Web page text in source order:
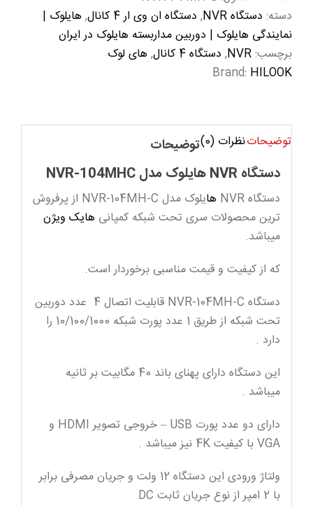
دسته: دستگاه NVR , دستگاه ان وی ار 4 کانال , هایلوک |
نمایندگی هایلوک | دوربین مداربسته هایلوک در ایران
برچسب:NVR
, دستگاه 4 کانال , های لوک
Brand: HILOOK
توضیحاتنظرات (0) توضیحات
دستگاه NVR هایلوک مدل NVR-104MHC
دستگاه NVR ها
یلوک مدل NVR-104MH-C از پرفروش
ترین محصولات سری تحت شبکه کمپانی هایک ویژن
میباشد.
که از کیفیت و قیمت مناسبی برخوردار است.
دستگاه NVR-104MH-C قابلیت اتصال 4 عدد دوربین
تحت شبکه از طریق 1 عدد پورت شبکه 10/100/1000 را
دارد .
این دستگاه دارای پهنای باند 40 مگابیت بر ثانیه
میباشد .
دارای دو عدد پورت USB – خروجی تصویر HDMI و
VGA با کیفیت 4K نیز میباشد .
ولتاژ ورودی این دستگاه 12 ولت و جریان مصرفی برابر
با 2 امپر از نوع جریان ثابت DC